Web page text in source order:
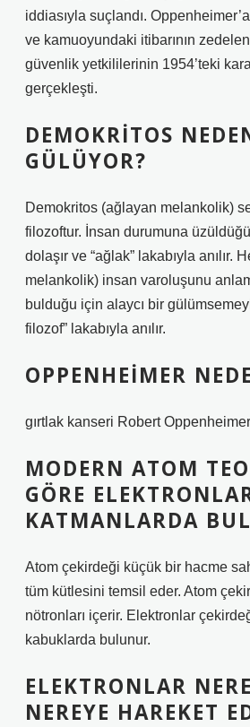
iddiasıyla suçlandı.
ve kamuoyundaki itibarının
güvenlik yetkililerinin 1954’teki
gerçekleşti.
DEMOKRITOS
GÜLÜYOR?
Demokritos (ağlayan melankolik)
filozoftur. İnsan durumuna
dolaşır ve “ağlak” lakabıyla anılır.
melankolik) insan varoluşunu
bulduğu için alaycı bir
filozof” lakabıyla anılır.
OPPENHEIMER
gırtlak kanseri Robert
MODERN ATOM
GÖRE
KATMANLARDA
Atom çekirdeği küçük bir hacme
tüm kütlesini temsil eder. Atom
nötronları içerir. Elektronlar
kabuklarda bulunur.
ELEKTRONLAR
NEREYE HAREKET